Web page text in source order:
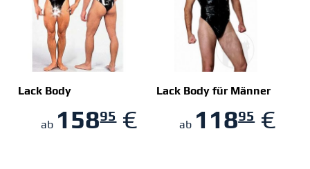
Lack Body
ab 15895€
ZUM SHOP
Lack Body für Männer
ab 11895€
ZUM SHOP